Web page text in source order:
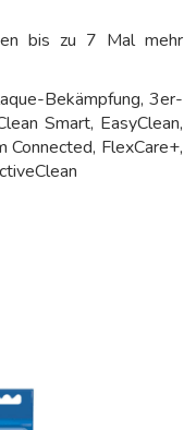
bis zu 7 Mal mehr
Bekämpfung, 3er-
Smart, EasyClean,
Connected, FlexCare+,